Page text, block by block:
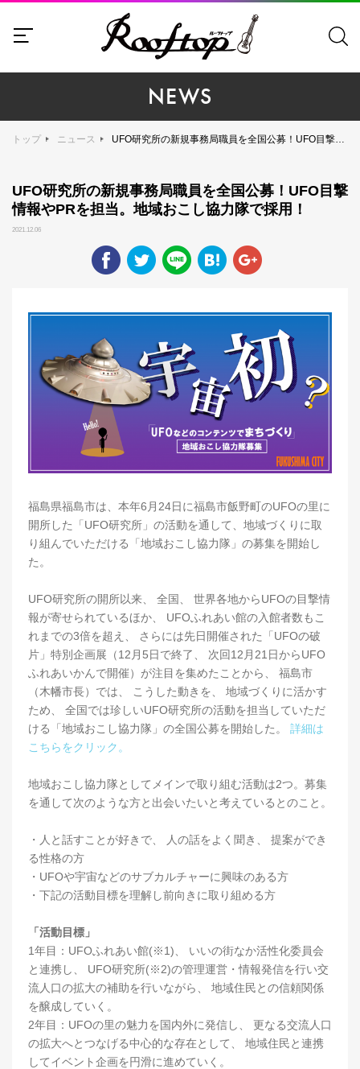
NEWS
トップ ニュース UFO研究所の新規事務局職員を全国公募！UFO目撃情報やPRを担当。地域おこし協力隊で採用！
UFO研究所の新規事務局職員を全国公募！UFO目撃
情報やPRを担当。地域おこし協力隊で採用！
2021.12.06
福島県福島市は、本年6月24日に福島市飯野町のUFOの里に
開所した「UFO研究所」の活動を通して、地域づくりに取
り組んでいただける「地域おこし協力隊」の募集を開始し
た。
UFO研究所の開所以来、 全国、 世界各地からUFOの目撃情
報が寄せられているほか、 UFOふれあい館の入館者数もこ
れまでの3倍を超え、 さらには先日開催された「UFOの破
片」特別企画展（12月5日で終了、 次回12月21日からUFO
ふれあいかんで開催）が注目を集めたことから、 福島市
（木幡市長）では、 こうした動きを、 地域づくりに活かす
ため、 全国では珍しいUFO研究所の活動を担当していただ
ける「地域おこし協力隊」の全国公募を開始した。
詳細は
こちらをクリック。
地域おこし協力隊としてメインで取り組む活動は2つ。募集
を通して次のような方と出会いたいと考えているとのこと。
・人と話すことが好きで、 人の話をよく聞き、 提案ができ
る性格の方
・UFOや宇宙などのサブカルチャーに興味のある方
・下記の活動目標を理解し前向きに取り組める方
「活動目標」
1年目：UFOふれあい館(※1)、 いいの街なか活性化委員会
と連携し、 UFO研究所(※2)の管理運営・情報発信を行い交
流人口の拡大の補助を行いながら、 地域住民との信頼関係
を醸成していく。
2年目：UFOの里の魅力を国内外に発信し、 更なる交流人口
の拡大へとつなげる中心的な存在として、 地域住民と連携
してイベント企画を円滑に進めていく。